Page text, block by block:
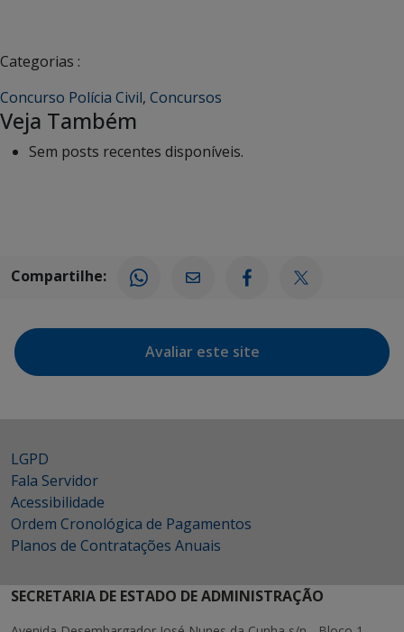
Categorias :
Concurso Polícia Civil, Concursos
Veja Também
Sem posts recentes disponíveis.
Compartilhe:
Avaliar este site
LGPD
Fala Servidor
Acessibilidade
Ordem Cronológica de Pagamentos
Planos de Contratações Anuais
SECRETARIA DE ESTADO DE ADMINISTRAÇÃO